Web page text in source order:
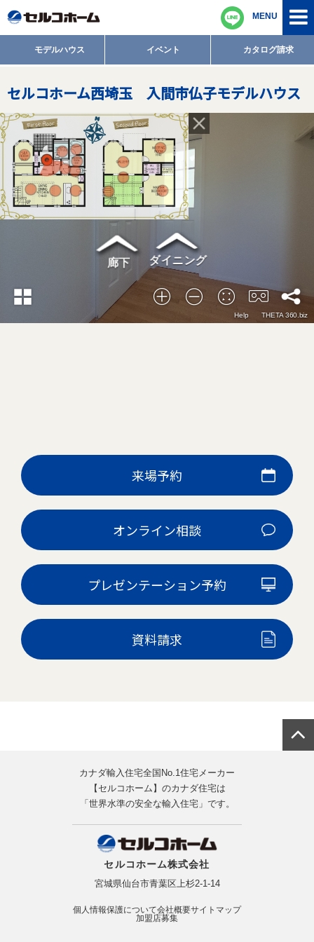
MENU
モデルハウス イベント カタログ請求
セルコホーム西埼玉 入間市仏子モデルハウス
来場予約
オンライン相談
プレゼンテーション予約
資料請求
カナダ輸入住宅全国No.1住宅メーカー
【セルコホーム】のカナダ住宅は
「世界水準の安全な輸入住宅」です。
セルコホーム株式会社
宮城県仙台市青葉区上杉2-1-14
個人情報保護について会社概要サイトマップ
加盟店募集